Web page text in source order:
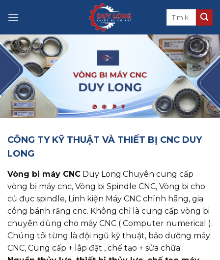
CÔNG TY KỸ THUẬT VÀ THIẾT BỊ CNC DUY
LONG
Vòng bi máy CNC Duy Long:Chuyên cung cấp
vòng bị máy cnc, ​​​​​​​Vòng bi Spindle CNC, Vòng bi cho
củ đục spindle, Linh kiện Máy CNC chính hãng, gia
công bánh răng cnc. Không chỉ là cung cấp vòng bi
chuyên dùng cho máy CNC ( Computer numerical ).
Chúng tôi từng là đội ngũ kỹ thuật, bảo dưỡng máy
CNC, Cung cấp + lắp đặt , chế tạo + sửa chữa :